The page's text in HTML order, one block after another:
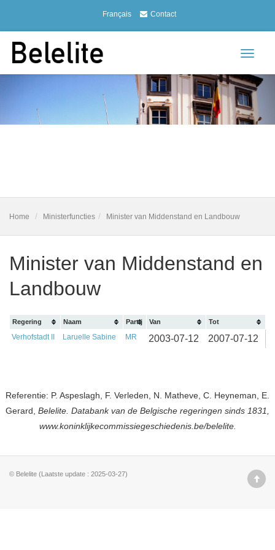
Français Contact
Toggle
Home Ministerfuncties Minister van Middenstand en Landbouw
Minister van Middenstand en
Landbouw
Regering Naam Partij Van Tot
Verhofstadt II Laruelle Sabine MR 2003-07-12 2007-07-12
Referentie: P. Aspeslagh, F. Verleden, N. Matheve, C. Heyneman, E.
Gerard, Belelite. Databank van de Belgische regeringen sinds 1831,
www.koninklijkecommissiegeschiedenis.be/belelite.
© Belelite (Laatste update : 2025-03-27)